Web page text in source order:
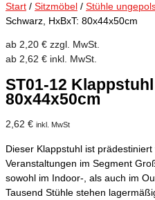
Start / Sitzmöbel / Stühle
Schwarz, HxBxT: 80x44x50cm
ab 2,20 € zzgl. MwSt.
ab 2,62 € inkl. MwSt.
ST01-12
80x44x50cm
2,62 € inkl. MwSt
Dieser Klappstuhl ist
Veranstaltungen im Segment
sowohl im Indoor-, als auch im
Tausend Stühle stehen